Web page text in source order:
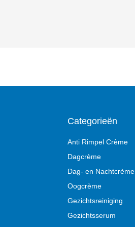
Categorieën
Anti Rimpel Crème
Dagcrème
Dag- en Nachtcrème
Oogcrème
Gezichtsreiniging
Gezichtsserum